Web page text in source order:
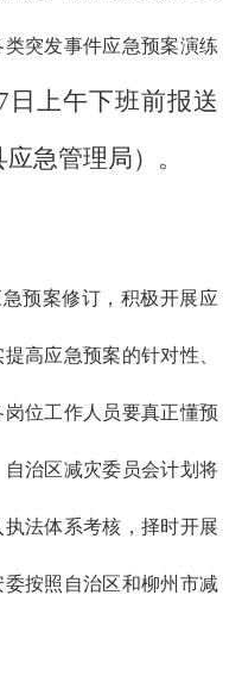
突发事件应急预案演练
日上午下班前报送
急管理局）。
预案修订，积极开展应
高应急预案的针对性、
位工作人员要真正懂预
治区减灾委员会计划将
法体系考核，择时开展
按照自治区和柳州市减